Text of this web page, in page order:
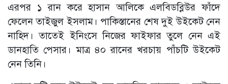
এরপর ১ রান করে হাসান আলিকে এলবিডব্লিউর ফাঁদে
ফেলেন তাইজুল ইসলাম। পাকিস্তানের শেষ দুই উইকেট নেন
নাহিদ। তাতেই ইনিংসে নিজের ফাইফার তুলে নেন এই
ডানহাতি পেসার। মাত্র ৪০ রানের খরচায় পাঁচটি উইকেট
নেন তিনি।